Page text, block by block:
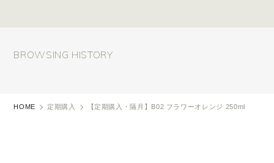
BROWSING HISTORY
HOME 定期購入 【定期購入・隔月】B02 フラワーオレンジ 250ml